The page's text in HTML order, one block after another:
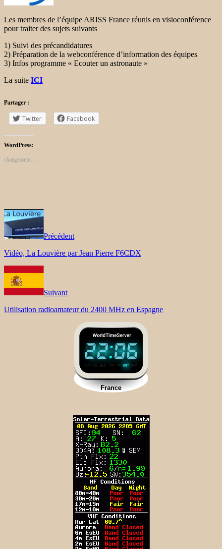
Les membres de l’équipe ARISS France réunis en visioconférence
pour traiter des sujets suivants
1) Suivi des précandidatures
2) Préparation de la webconférence d’information des équipes
3) Infos programme « Ecouter un astronaute »
La suite ICI
Partager :
Twitter Facebook
WordPress:
chargement…
Précédent
Vidéo, La Louvière par Jean Pierre F6CDX
Suivant
Utilisation radioamateur du 2400 MHz en Espagne